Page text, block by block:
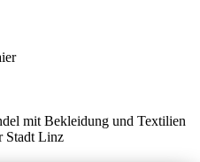
mit Bekleidung und Textilien
Stadt Linz